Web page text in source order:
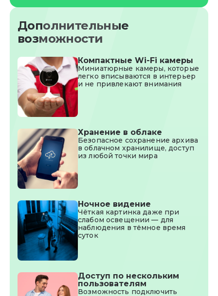
Дополнительные
возможности
Компактные Wi-Fi камеры
Миниатюрные камеры, которые
легко вписываются в интерьер
и не привлекают внимания
Хранение в облаке
Безопасное сохранение архива
в облачном хранилище, доступ
из любой точки мира
Ночное видение
Чёткая картинка даже при
слабом освещении — для
наблюдения в тёмное время
суток
Доступ по нескольким
пользователям
Возможность подключить